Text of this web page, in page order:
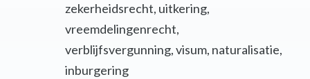
zekerheidsrecht, uitkering,
vreemdelingenrecht,
verblijfsvergunning, visum, naturalisatie,
inburgering